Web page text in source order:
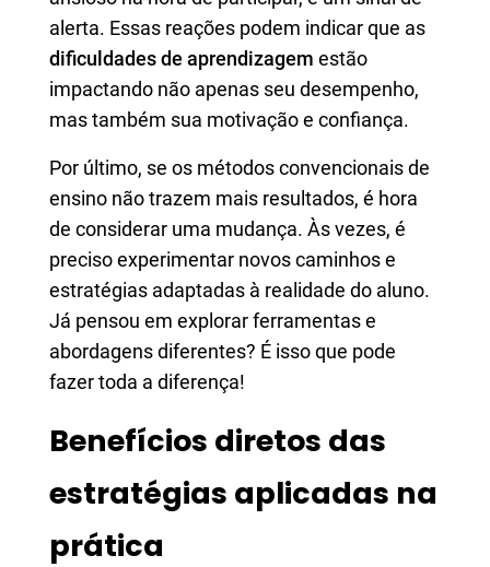
alerta. Essas reações podem indicar que as
dificuldades de aprendizagem estão
impactando não apenas seu desempenho,
mas também sua motivação e confiança.
Por último, se os métodos convencionais de
ensino não trazem mais resultados, é hora
de considerar uma mudança. Às vezes, é
preciso experimentar novos caminhos e
estratégias adaptadas à realidade do aluno.
Já pensou em explorar ferramentas e
abordagens diferentes? É isso que pode
fazer toda a diferença!
Benefícios diretos das
estratégias aplicadas na
prática